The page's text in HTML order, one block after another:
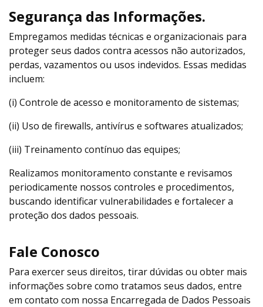
Segurança das Informações.
Empregamos medidas técnicas e organizacionais para
proteger seus dados contra acessos não autorizados,
perdas, vazamentos ou usos indevidos. Essas medidas
incluem:
(i) Controle de acesso e monitoramento de sistemas;
(ii) Uso de firewalls, antivírus e softwares atualizados;
(iii) Treinamento contínuo das equipes;
Realizamos monitoramento constante e revisamos
periodicamente nossos controles e procedimentos,
buscando identificar vulnerabilidades e fortalecer a
proteção dos dados pessoais.
Fale Conosco
Para exercer seus direitos, tirar dúvidas ou obter mais
informações sobre como tratamos seus dados, entre
em contato com nossa Encarregada de Dados Pessoais